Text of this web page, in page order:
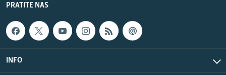
PRATITE NAS
INFO